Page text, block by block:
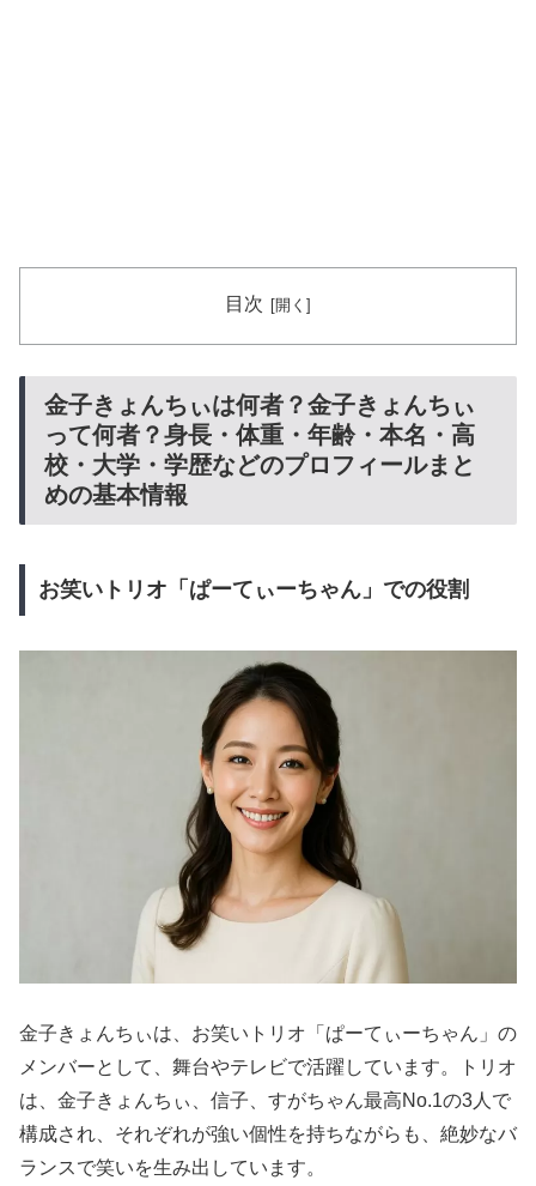
目次
金子きょんちぃは何者？金子きょんちぃ
って何者？身長・体重・年齢・本名・高
校・大学・学歴などのプロフィールまと
めの基本情報
お笑いトリオ「ぱーてぃーちゃん」での役割
金子きょんちぃは、お笑いトリオ「ぱーてぃーちゃん」の
メンバーとして、舞台やテレビで活躍しています。トリオ
は、金子きょんちぃ、信子、すがちゃん最高No.1の3人で
構成され、それぞれが強い個性を持ちながらも、絶妙なバ
ランスで笑いを生み出しています。